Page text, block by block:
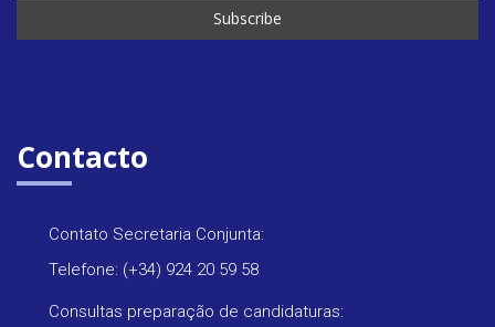
Contacto
Contato Secretaria Conjunta:
Telefone: (+34) 924 20 59 58
Consultas preparação de candidaturas: